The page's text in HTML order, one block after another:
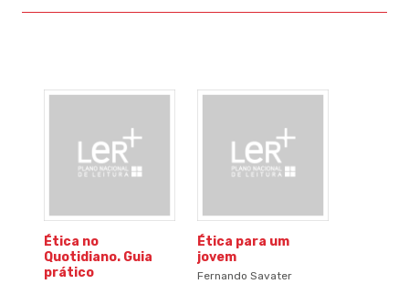
Ética no
Quotidiano. Guia
prático
Ética para um
jovem
Fernando Savater